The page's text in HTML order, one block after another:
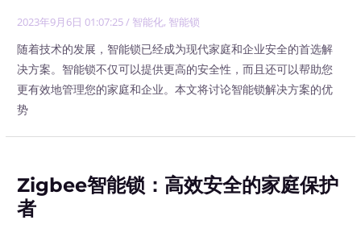
2023年9月6日 01:07:25/ 智能化, 智能锁
随着技术的发展，智能锁已经成为现代家庭和企业安全的首选解
决方案。智能锁不仅可以提供更高的安全性，而且还可以帮助您
更有效地管理您的家庭和企业。本文将讨论智能锁解决方案的优
势
Zigbee智能锁：高效安全的家庭保护
者